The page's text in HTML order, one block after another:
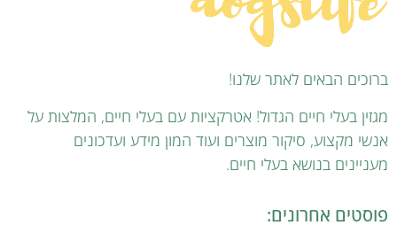
ברוכים הבאים לאתר שלנו!
מגזין בעלי חיים הגדול! אטרקציות עם בעלי חיים, המלצות על
אנשי מקצוע, סיקור מוצרים ועוד המון מידע ועדכונים
מעניינים בנושא בעלי חיים.
פוסטים אחרונים: